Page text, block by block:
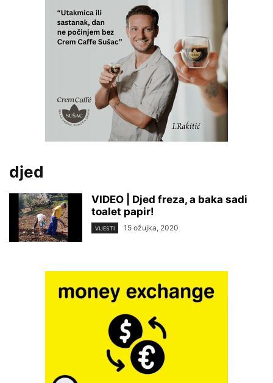
djed
VIDEO | Djed freza, a baka sadi
toalet papir!
VIJESTI 15 ožujka, 2020